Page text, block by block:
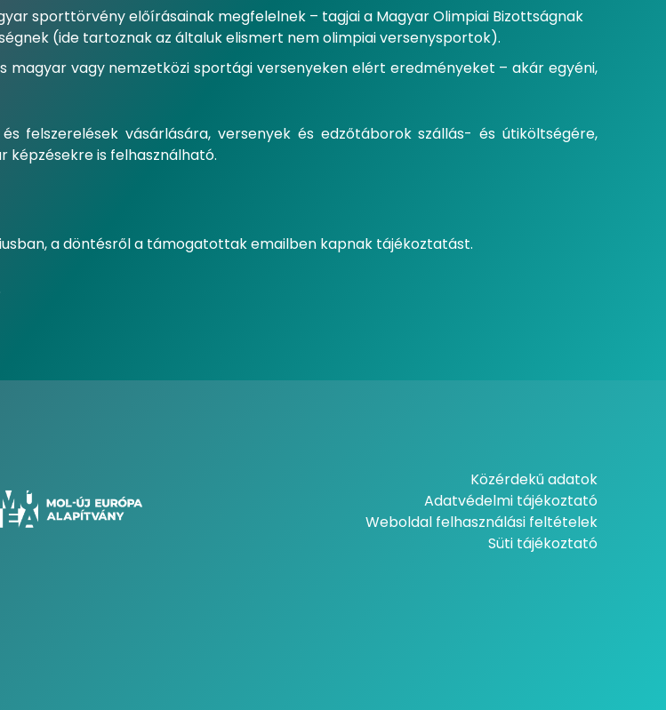
sporttörvény előírásainak megfelelnek – tagjai a Magyar Olimpiai Bizottságnak
(ide tartoznak az általuk elismert nem olimpiai versenysportok).
magyar vagy nemzetközi sportági versenyeken elért eredményeket – akár egyéni,
felszerelések vásárlására, versenyek és edzőtáborok szállás- és útiköltségére,
is felhasználható.
a döntésről a támogatottak emailben kapnak tájékoztatást.
Közérdekű adatok
Adatvédelmi tájékoztató
Weboldal felhasználási feltételek
Süti tájékoztató